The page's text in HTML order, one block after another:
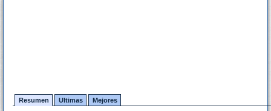
Resumen Ultimas Mejores